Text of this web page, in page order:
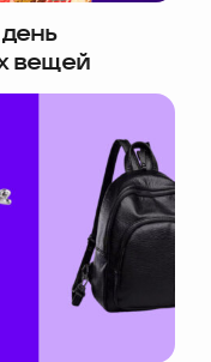
вещей